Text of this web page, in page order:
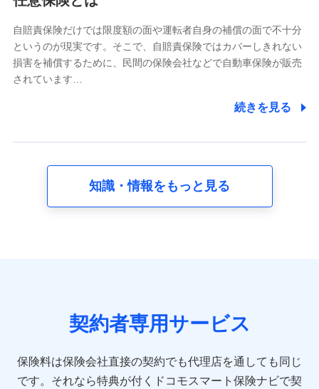
又は株式会社NTTドコモが提供する各種サービスのご契
約状態・ご利用履歴インターネット利用時の行動に関す
る情報、アプリケーション利用時の行動に関する情報、
購入されたサービスや商品の名称・購入場所・決済に関
する情報、アンケートの回答に関する情報などが含まれ
の内容、保険料、保険料のお支払方法、車のメーカーや
走行距離などの情報、建物の構造や築年数などの情報、
険契約に関する情報。例として、保険契約者及び被保険
者の氏名、住所、生年月日、性別、保険契約者と被保険
報、建物の構造や築年数などの情報、ペットの種類や年
齢などの情報などが含まれます。
自賠責保険だけでは限度額の面や運転者自身の補償の面で不十分
というのが現実です。そこで、自賠責保険ではカバーしきれない
損害を補償するために、民間の保険会社などで自動車保険が販売
されています…
続きを見る
知識・情報をもっと見る
契約者専用サービス
保険料は保険会社直接の契約でも代理店を通しても同じ
です。 それなら特典が付くドコモスマート保険ナビで契